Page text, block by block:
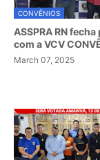
CONVÊNIOS
ASSPRA RN
com a VCV
March 07, 2025